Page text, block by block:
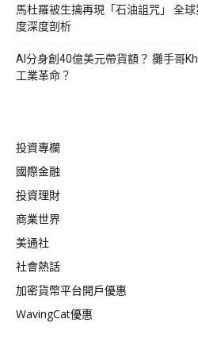
馬杜羅被生擒再現「石油詛咒」 全
度深度剖析
AI分身創40億美元帶貨額？ 攤手哥
工業革命？
投資專欄
國際金融
投資理財
商業世界
美通社
社會熱話
加密貨幣平台開戶優惠
WavingCat優惠